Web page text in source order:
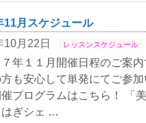
11月スケジュール
10月22日
レッスンスケジュール
７年１１月開催日程のご案
も安心して単発にてご参
催プログラムはこちら！ 「
はぎシェ …